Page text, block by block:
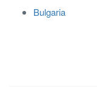
Bulgaria